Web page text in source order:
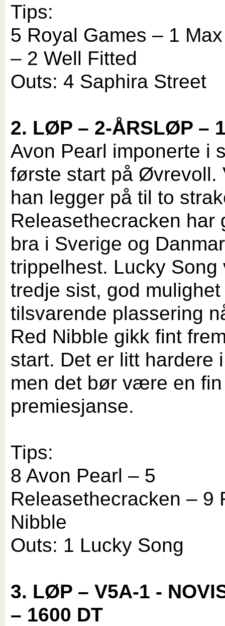
Tips:
5 Royal Games – 1
– 2 Well Fitted
Outs: 4 Saphira Street
2. LØP – 2-ÅRSLØP –
Avon Pearl imponerte i
første start på Øvrevoll.
han legger på til to
Releasethecracken har
bra i Sverige og
trippelhest. Lucky Song
tredje sist, god
tilsvarende plassering
Red Nibble gikk fint
start. Det er litt hardere
men det bør være en fin
premiesjanse.
Tips:
8 Avon Pearl – 5
Releasethecracken – 9
Nibble
Outs: 1 Lucky Song
3. LØP – V5A-1 -
– 1600 DT